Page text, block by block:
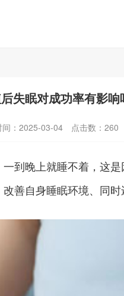
失眠对成功率有影响
间：2025-03-04 点击数： 260
到晚上就睡不着，这
善自身睡眠环境、同